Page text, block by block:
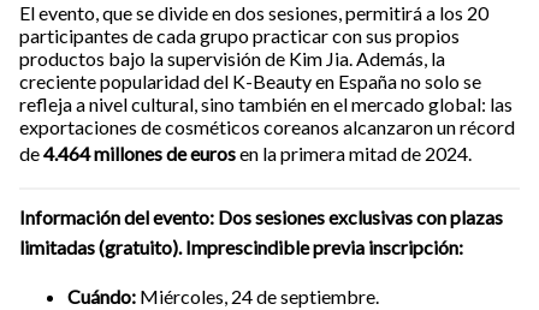
El evento, que se divide en dos sesiones, permitirá a los 20
participantes de cada grupo practicar con sus propios
productos bajo la supervisión de Kim Jia. Además, la
creciente popularidad del K-Beauty en España no solo se
refleja a nivel cultural, sino también en el mercado global: las
exportaciones de cosméticos coreanos alcanzaron un récord
de4.464 millones de eurosen la primera mitad de 2024.
Información del evento: Dos sesiones exclusivas con plazas
limitadas (gratuito). Imprescindible previa inscripción:
Cuándo: Miércoles, 24 de septiembre.